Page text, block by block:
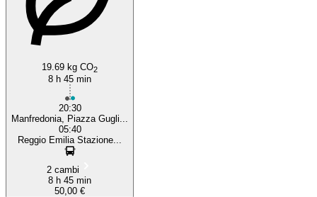
19.69 kg CO2
8 h 45 min
20:30
Manfredonia, Piazza Gugli...
05:40
Reggio Emilia Stazione...
2 cambi
8 h 45 min
50,00 €